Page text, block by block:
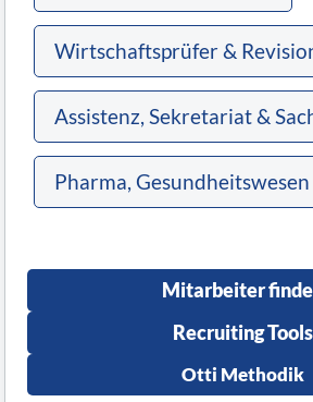
Wirtschaftsprüfer &
Assistenz, Sekretariat &
Pharma, Gesundheitswesen
Mitarbeiter
Recruiting Tools
Otti Methodik